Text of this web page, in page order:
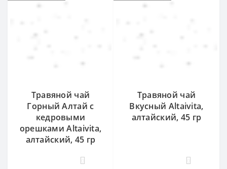
Травяной чай
Горный Алтай с
кедровыми
орешками Altaivita,
алтайский, 45 гр
Травяной чай
Вкусный Altaivita,
алтайский, 45 гр